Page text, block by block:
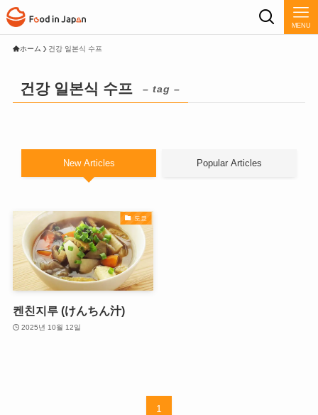
MENU
ホーム 건강 일본식 수프
건강 일본식 수프 – tag –
New Articles Popular Articles
도쿄
켄친지루 (けんちん汁)
2025년 10월 12일
1